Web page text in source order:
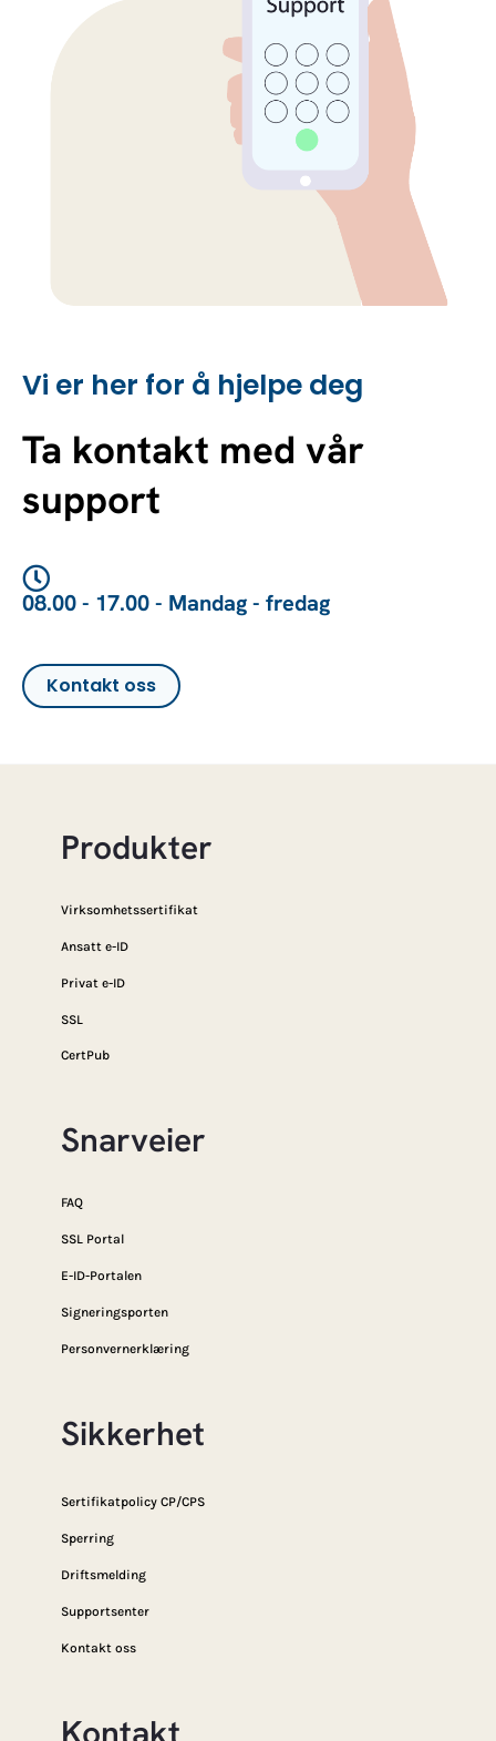
Vi er her for å hjelpe deg
Ta kontakt med vår
support
08.00 - 17.00 - Mandag - fredag
Kontakt oss
Produkter
Virksomhetssertifikat
Ansatt e-ID
Privat e-ID
SSL
CertPub
Snarveier
FAQ
SSL Portal
E-ID-Portalen
Signeringsporten
Personvernerklæring
Sikkerhet
Sertifikatpolicy CP/CPS
Sperring
Driftsmelding
Supportsenter
Kontakt oss